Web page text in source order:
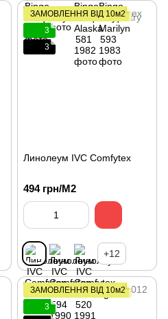
ЗАМОВЛЕННЯ ВІД 10м2
3
3
Линолеум IVC Comfytex
494 грн/М2
+12
ЗАМОВЛЕННЯ ВІД 10м2
3